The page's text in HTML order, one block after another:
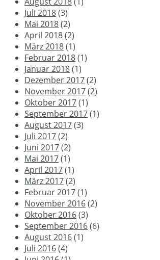
Juli 2018(3)
Mai 2018(2)
April 2018(2)
März 2018(1)
Februar 2018(1)
Januar 2018(1)
Dezember 2017(2)
November 2017(2)
Oktober 2017(1)
September 2017(1)
August 2017(3)
Juli 2017(2)
Juni 2017(2)
Mai 2017(1)
April 2017(1)
März 2017(2)
Februar 2017(1)
November 2016(2)
Oktober 2016(3)
September 2016(6)
August 2016(1)
Juli 2016(4)